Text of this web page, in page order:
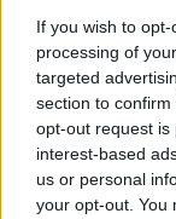
If you wish to
processing of
targeted
section to
opt-out request is
interest-based
us or personal
your opt-out. You